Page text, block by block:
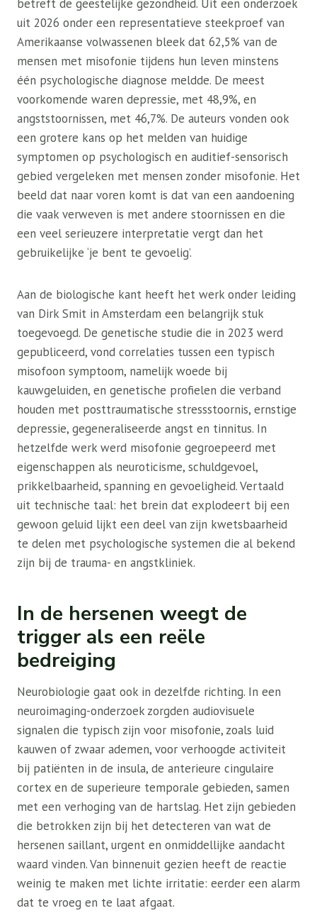
betreft de geestelijke gezondheid. Uit een onderzoek
uit 2026 onder een representatieve steekproef van
Amerikaanse volwassenen bleek dat 62,5% van de
mensen met misofonie tijdens hun leven minstens
één psychologische diagnose meldde. De meest
voorkomende waren depressie, met 48,9%, en
angststoornissen, met 46,7%. De auteurs vonden ook
een grotere kans op het melden van huidige
symptomen op psychologisch en auditief-sensorisch
gebied vergeleken met mensen zonder misofonie. Het
beeld dat naar voren komt is dat van een aandoening
die vaak verweven is met andere stoornissen en die
een veel serieuzere interpretatie vergt dan het
gebruikelijke ‘je bent te gevoelig’.
Aan de biologische kant heeft het werk onder leiding
van Dirk Smit in Amsterdam een ​​belangrijk stuk
toegevoegd. De genetische studie die in 2023 werd
gepubliceerd, vond correlaties tussen een typisch
misofoon symptoom, namelijk woede bij
kauwgeluiden, en genetische profielen die verband
houden met posttraumatische stressstoornis, ernstige
depressie, gegeneraliseerde angst en tinnitus. In
hetzelfde werk werd misofonie gegroepeerd met
eigenschappen als neuroticisme, schuldgevoel,
prikkelbaarheid, spanning en gevoeligheid. Vertaald
uit technische taal: het brein dat explodeert bij een
gewoon geluid lijkt een deel van zijn kwetsbaarheid
te delen met psychologische systemen die al bekend
zijn bij de trauma- en angstkliniek.
In de hersenen weegt de
trigger als een reële
bedreiging
Neurobiologie gaat ook in dezelfde richting. In een
neuroimaging-onderzoek zorgden audiovisuele
signalen die typisch zijn voor misofonie, zoals luid
kauwen of zwaar ademen, voor verhoogde activiteit
bij patiënten in de insula, de anterieure cingulaire
cortex en de superieure temporale gebieden, samen
met een verhoging van de hartslag. Het zijn gebieden
die betrokken zijn bij het detecteren van wat de
hersenen saillant, urgent en onmiddellijke aandacht
waard vinden. Van binnenuit gezien heeft de reactie
weinig te maken met lichte irritatie: eerder een alarm
dat te vroeg en te laat afgaat.